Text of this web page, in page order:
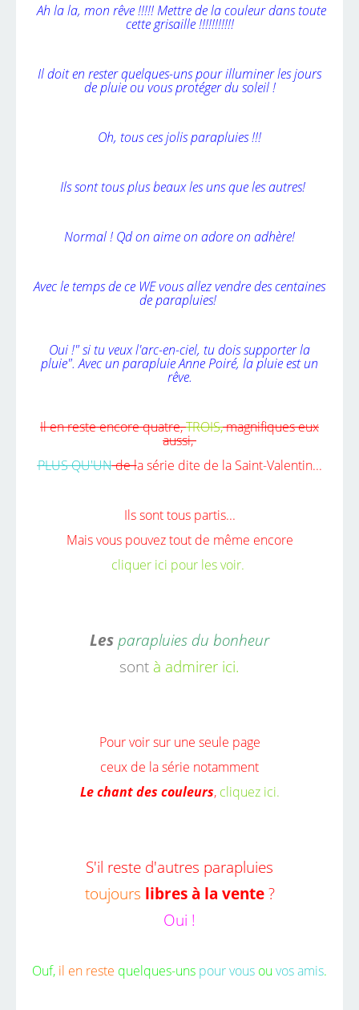
Ah la la, mon rêve !!!!! Mettre de la couleur dans toute
cette grisaille !!!!!!!!!!!
Il doit en rester quelques-uns pour illuminer les jours
de pluie ou vous protéger du soleil !
Oh, tous ces jolis parapluies !!!
Ils sont tous plus beaux les uns que les autres!
Normal ! Qd on aime on adore on adhère!
Avec le temps de ce WE vous allez vendre des centaines
de parapluies!
Oui !" si tu veux l'arc-en-ciel, tu dois supporter la
pluie". Avec un parapluieAnne Poiré, la pluie est un
rêve.
Il en reste encore quatre,TROIS,magnifiques eux
aussi,
PLUS QU'UNde la série dite de la Saint-Valentin...
Ils sont tous partis...
Mais vous pouvez tout de même encore
cliquer ici pour les voir.
Les parapluies du bonheur
sont à admirer ici.
Pour voir sur une seule page
ceux de la série notamment
Le chant des couleurs, cliquez ici.
S'il reste d'autres parapluies
toujours libres à la vente?
Oui !
Ouf, il en reste quelques-uns pour vous ou vos amis.